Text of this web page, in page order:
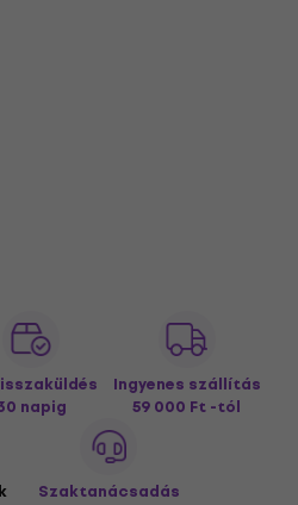
napig
Ingyenes szállítás
59 000 Ft -tól
Szaktanácsadás